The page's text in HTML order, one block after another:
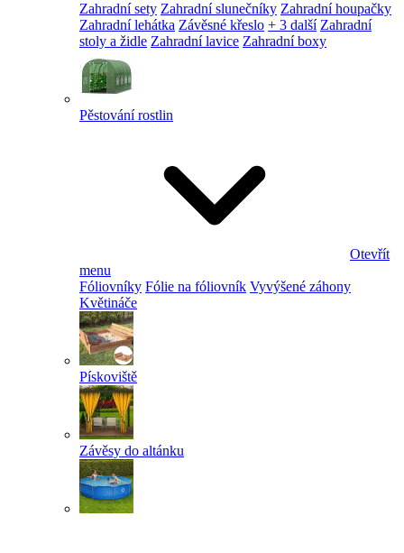
Zahradní sety Zahradní slunečníky Zahradní houpačky
Zahradní lehátka Závěsné křeslo + 3 další Zahradní
stoly a židle Zahradní lavice Zahradní boxy
Pěstování rostlin
Otevřít
menu
Fóliovníky Fólie na fóliovník Vyvýšené záhony
Květináče
Pískoviště
Závěsy do altánku